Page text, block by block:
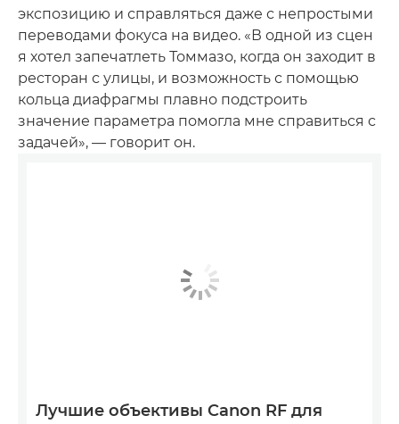
экспозицию и справляться даже с непростыми
переводами фокуса на видео. «В одной из сцен
я хотел запечатлеть Томмазо, когда он заходит в
ресторан с улицы, и возможность с помощью
кольца диафрагмы плавно подстроить
значение параметра помогла мне справиться с
задачей», — говорит он.
Лучшие объективы Canon RF для